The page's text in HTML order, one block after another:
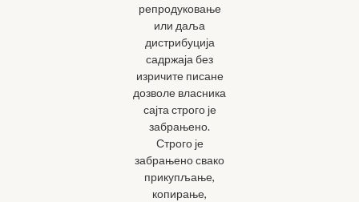
репродуковање
или даља
дистрибуција
садржаја без
изричите писане
дозволе власника
сајта строго је
забрањено.
Строго је
забрањено свако
прикупљање,
копирање,